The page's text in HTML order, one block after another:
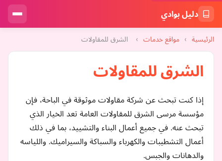
دليل بوادي
الرئيسية › مواقع خدمات › الشرق للمقاولات
الشرق للمقاولات
إذا كنت تبحث عن شركة مقاولات موثوقة في الباحة، فإن
مؤسسة مرسى الشرق للمقاولات العامة تعد الخيار الذي
تبحث عنه. في جميع أعمال البناء والتشييد، بما في ذلك
أعمال التشطيبات والكهرباء والسباكة والسيراميك. واللياسه
والدهانات والجبس.